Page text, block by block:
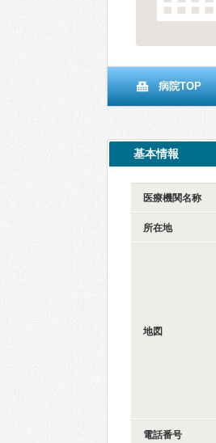
病院TOP
基本情報
医療機関名称
所在地
地図
電話番号